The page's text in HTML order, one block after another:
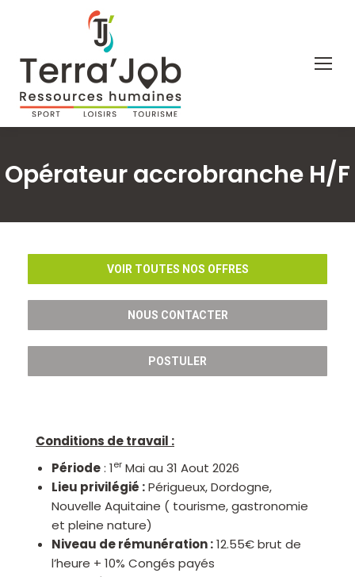
Opérateur accrobranche H/F
VOIR TOUTES NOS OFFRES
NOUS CONTACTER
POSTULER
Conditions de travail :
Période: 1er Mai au 31 Aout 2026
Lieu privilégié :Périgueux, Dordogne,
Nouvelle Aquitaine ( tourisme, gastronomie
et pleine nature)
Niveau de rémunération :12.55€ brut de
l’heure + 10% Congés payés